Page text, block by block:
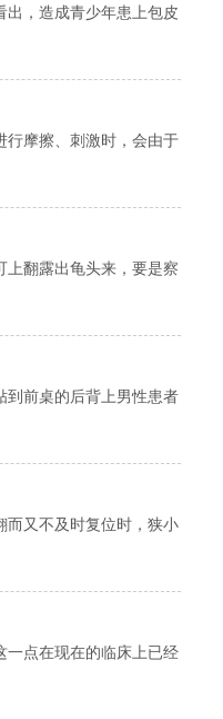
出，造成青少年患上包皮
行摩擦、刺激时，会由于
上翻露出龟头来，要是察
到前桌的后背上男性患者
而又不及时复位时，狭小
一点在现在的临床上已经